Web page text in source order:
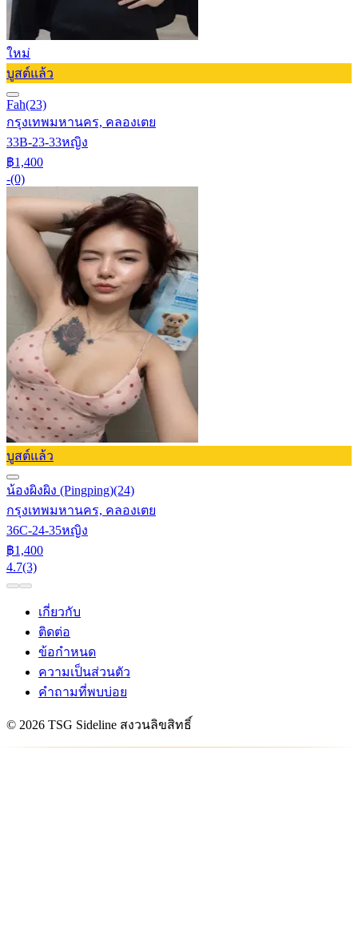
ใหม่
บูสต์แล้ว
Fah(23)
กรุงเทพมหานคร, คลองเตย
33B-23-33หญิง
฿1,400
-(0)
บูสต์แล้ว
น้องผิงผิง (Pingping)(24)
กรุงเทพมหานคร, คลองเตย
36C-24-35หญิง
฿1,400
4.7(3)
เกี่ยวกับ
ติดต่อ
ข้อกำหนด
ความเป็นส่วนตัว
คำถามที่พบบ่อย
© 2026 TSG Sideline สงวนลิขสิทธิ์